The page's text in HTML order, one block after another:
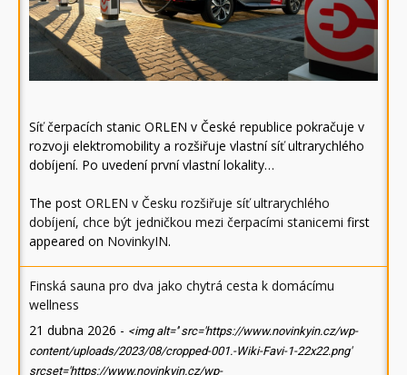
Síť čerpacích stanic ORLEN v České republice pokračuje v
rozvoji elektromobility a rozšiřuje vlastní síť ultrarychlého
dobíjení. Po uvedení první vlastní lokality…
The post ORLEN v Česku rozšiřuje síť ultrarychlého
dobíjení, chce být jedničkou mezi čerpacími stanicemi first
appeared on NovinkyIN.
Finská sauna pro dva jako chytrá cesta k domácímu
wellness
21 dubna 2026 - <img alt='' src='https://www.novinkyin.cz/wp-
content/uploads/2023/08/cropped-001.-Wiki-Favi-1-22x22.png'
srcset='https://www.novinkyin.cz/wp-